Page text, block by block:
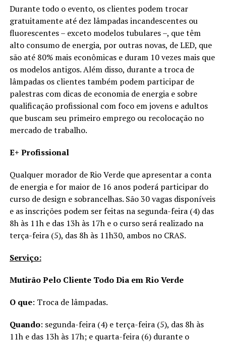
Durante todo o evento, os clientes podem trocar
gratuitamente até dez lâmpadas incandescentes ou
fluorescentes – exceto modelos tubulares –, que têm
alto consumo de energia, por outras novas, de LED, que
são até 80% mais econômicas e duram 10 vezes mais que
os modelos antigos. Além disso, durante a troca de
lâmpadas os clientes também podem participar de
palestras com dicas de economia de energia e sobre
qualificação profissional com foco em jovens e adultos
que buscam seu primeiro emprego ou recolocação no
mercado de trabalho.
E+ Profissional
Qualquer morador de Rio Verde que apresentar a conta
de energia e for maior de 16 anos poderá participar do
curso de design e sobrancelhas. São 30 vagas disponíveis
e as inscrições podem ser feitas na segunda-feira (4) das
8h às 11h e das 13h às 17h e o curso será realizado na
terça-feira (5), das 8h às 11h30, ambos no CRAS.
Serviço:
Mutirão Pelo Cliente Todo Dia em Rio Verde
O que: Troca de lâmpadas.
Quando: segunda-feira (4) e terça-feira (5), das 8h às
11h e das 13h às 17h; e quarta-feira (6) durante o